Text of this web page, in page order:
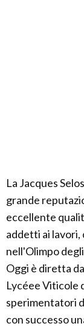
La Jacques
grande
eccellente
addetti ai lavori,
nell'Olimpo
Oggi è diretta
Lycéee Viticole
sperimentatori
con successo